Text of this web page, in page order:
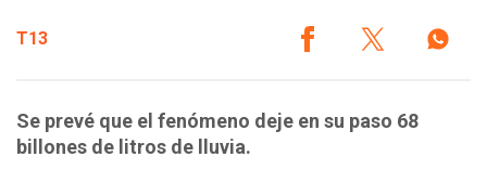
T13
Se prevé que el fenómeno deje en su paso 68
billones de litros de lluvia.